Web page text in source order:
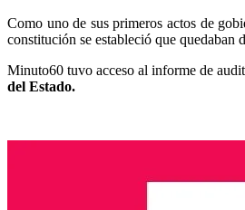
Como uno de sus primeros actos de
constitución se estableció que quedaban
Minuto60 tuvo acceso al informe de
del Estado.